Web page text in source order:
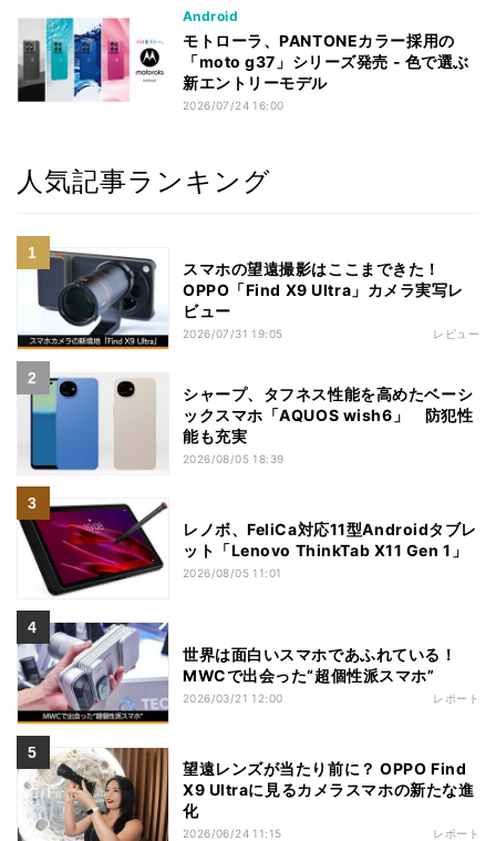
Android
モトローラ、PANTONEカラー採用の
「moto g37」シリーズ発売 - 色で選ぶ
新エントリーモデル
2026/07/24 16:00
人気記事ランキング
スマホの望遠撮影はここまできた！
OPPO「Find X9 Ultra」カメラ実写レ
ビュー
2026/07/31 19:05 レビュー
シャープ、タフネス性能を高めたベーシ
ックスマホ「AQUOS wish6」 防犯性
能も充実
2026/08/05 18:39
レノボ、FeliCa対応11型Androidタブレ
ット「Lenovo ThinkTab X11 Gen 1」
2026/08/05 11:01
世界は面白いスマホであふれている！
MWCで出会った“超個性派スマホ”
2026/03/21 12:00 レポート
望遠レンズが当たり前に？ OPPO Find
X9 Ultraに見るカメラスマホの新たな進
化
2026/06/24 11:15 レポート